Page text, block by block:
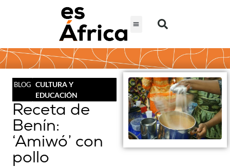
BLOG CULTURA Y
EDUCACIÓN
Receta de
Benín:
‘Amiwó’ con
pollo